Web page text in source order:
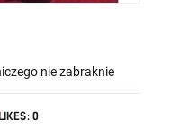
nie zabraknie
0